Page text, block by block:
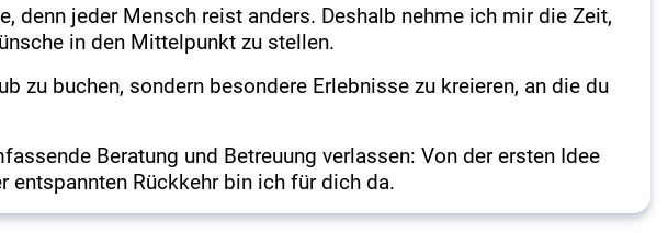
denn jeder Mensch reist anders. Deshalb nehme ich mir die Zeit,
in den Mittelpunkt zu stellen.
zu buchen, sondern besondere Erlebnisse zu kreieren, an die du
Beratung und Betreuung verlassen: Von der ersten Idee
entspannten Rückkehr bin ich für dich da.